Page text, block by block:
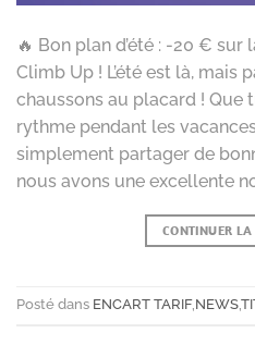
🔥 Bon plan d’été : -20 € sur
Climb Up ! L’été est là, mais
chaussons au placard ! Que
rythme pendant les
simplement partager de
nous avons une excellente
CONTINUER LA
Posté dans ENCART TARIF, NEWS